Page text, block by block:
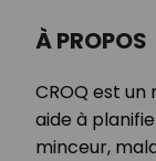
À PROPOS
CROQ est
aide à
minceur,